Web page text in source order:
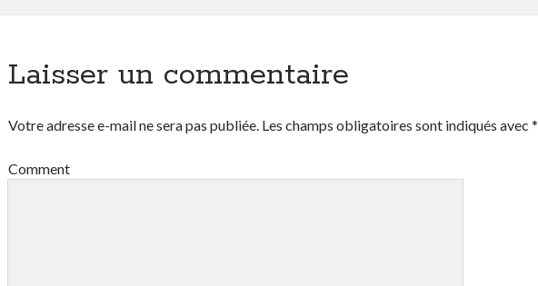
Laisser un commentaire
Votre adresse e-mail ne sera pas publiée. Les champs obligatoires sont indiqués avec*
Comment